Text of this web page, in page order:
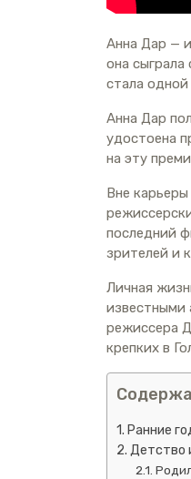
Анна Дар —
она
стала
Анна Дар
удостоена
на эту
Вне
последний
зрителей и
Личная
известными
режиссера
крепких в
Ранние
Детство